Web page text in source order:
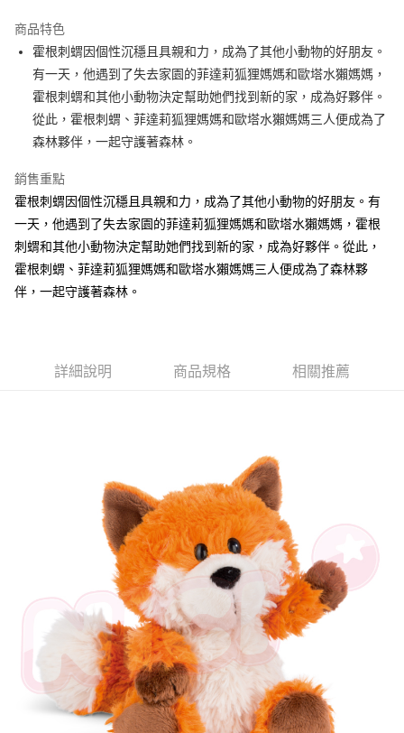
Apple Pay
街口支付
悠遊付
AFTEE先享後付
相關說明
AFTEE先享後付是「在收到商品之後才付款」的支付方式。 讓您購物簡單
便利好安心！
１．簡單：不需註冊會員、不需綁卡、不需儲值。
２．便利：只要手機號碼，簡訊認證，即可結帳。
３．安心：先確認商品／服務後，再付款。
３．收到繳費通知簡訊後14天內，點擊此簡訊中的連結，可透過四大超商／
是否繳費成功／繳費後需取消欲退款等相關疑問，請聯繫「AFTEE先享後付
https://netprotections.freshdesk.com/support/home
１．透過由恩沛科技股份有限公司提供之「AFTEE先享後付」服務完成之交
易，需依本服務之必要範圍內提供個人資料，並將交易相關給付款項請求債
權轉讓予恩沛科技股份有限公司。
２．關於個人資料處理事宜，請瀏覽以下網址：
https://aftee.tw/terms/#terms3
３．未成年的使用者請事先徵得法定代理人或監護人之同意方可使用
「AFTEE先享後付」，若未經同意申辦者引起之損失，本公司不負相關責
４．使用「AFTEE先享後付」時，將依據個別帳號之用戶狀況，依本公司即
時審查核予不同之上限額度；若仍有額度不足之情形，本公司將視審查結果
請求用戶進行身份認證。
５．嚴禁一人註冊多個帳號或使用他人資訊註冊。若發現惡意使用之情形，
恩沛科技股份有限公司將有權停止該用戶之使用額度並採取法律行動。
ATM付款
運送方式
全家付款取貨
每筆NT$100，滿NT$490(含以上)免運費
商品特色
霍根刺蝟因個性沉穩且具親和力，成為了其他小動物的好朋友。
有一天，他遇到了失去家園的菲達莉狐狸媽媽和歐塔水獺媽媽，
霍根刺蝟和其他小動物決定幫助她們找到新的家，成為好夥伴。
從此，霍根刺蝟、菲達莉狐狸媽媽和歐塔水獺媽媽三人便成為了
森林夥伴，一起守護著森林。
銷售重點
霍根刺蝟因個性沉穩且具親和力，成為了其他小動物的好朋友。有
一天，他遇到了失去家園的菲達莉狐狸媽媽和歐塔水獺媽媽，霍根
刺蝟和其他小動物決定幫助她們找到新的家，成為好夥伴。從此，
霍根刺蝟、菲達莉狐狸媽媽和歐塔水獺媽媽三人便成為了森林夥
伴，一起守護著森林。
詳細說明 商品規格 相關推薦